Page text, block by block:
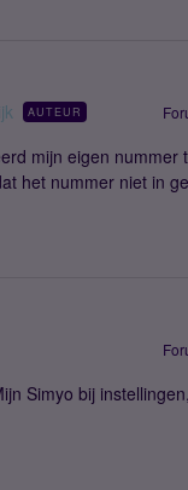
AUTEUR
mijn eigen nummer
het nummer niet in
Simyo bij